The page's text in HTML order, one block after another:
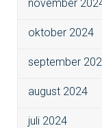
november
oktober 2024
september
august 2024
juli 2024